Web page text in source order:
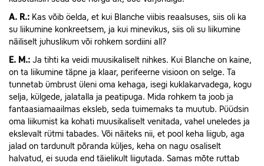
A. R.: Kas võib öelda, et kui Blanche viibis reaalsuses, siis oli ka
su liikumine konkreetsem, ja kui minevikus, siis oli su liikumine
näiliselt juhuslikum või rohkem sordiini all?
E. M.: Ja tihti ka veidi muusikaliselt nihkes. Kui Blanche on kaine,
on ta liikumine täpne ja klaar, perifeerne visioon on selge. Ta
tunnetab ümbrust üleni oma kehaga, isegi kuklakarvadega, kogu
selja, külgede, jalatalla ja peatipuga. Mida rohkem ta joob ja
fantaasiamaailmas eksleb, seda tuimemaks ta muutub. Püüdsin
oma liikumist ka kohati muusikaliselt venitada, vahel uneledes ja
ekslevalt rütmi tabades. Või näiteks nii, et pool keha liigub, aga
jalad on tardunult põranda küljes, keha on nagu osaliselt
halvatud, ei suuda end täielikult liigutada. Samas mõte ruttab